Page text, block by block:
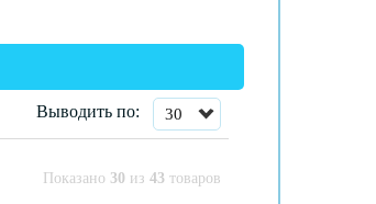
Выводить по: 30
Показано 30 из 43 товаров